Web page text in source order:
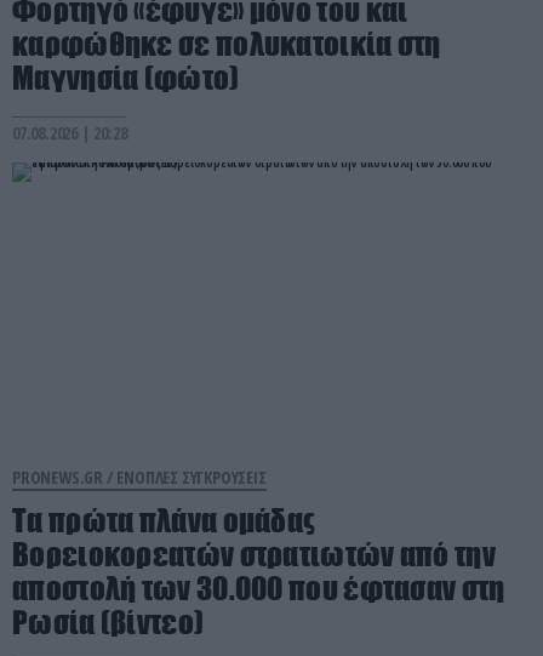
Φορτηγό «έφυγε» μόνο του και
καρφώθηκε σε πολυκατοικία στη
Μαγνησία (φώτο)
07.08.2026 | 20:28
PRONEWS.GR / ΕΝΟΠΛΕΣ ΣΥΓΚΡΟΥΣΕΙΣ
Τα πρώτα πλάνα ομάδας
Βορειοκορεατών στρατιωτών από την
αποστολή των 30.000 που έφτασαν στη
Ρωσία (βίντεο)